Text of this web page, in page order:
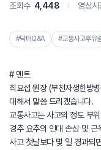
조회수 4,448 영상시
#닥터Q&A #교통사고후유
# 멘트
최요섭 원장 (부천자생한방
대해서 말씀 드리겠습니다.
교통사고는 사고의 정도 부
경추 요추의 인대 손상 및
사고 첫날보다 몇 일 경과되